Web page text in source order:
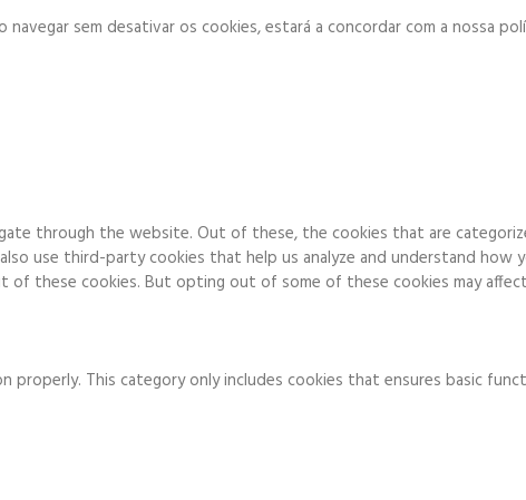
sem desativar os cookies, estará a concordar com a nossa
through the website. Out of these, the cookies that are
use third-party cookies that help us analyze and understand how
these cookies. But opting out of some of these cookies may
This category only includes cookies that ensures basic